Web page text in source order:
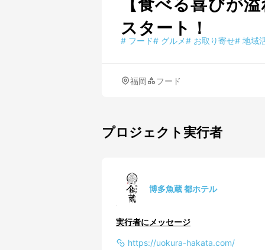
【食べる喜びが
スタート！
# フード# グルメ# お取り寄せ# 地域
福岡 フード
プロジェクト実行者
博多魚蔵 都ホテル
実行者にメッセージ
https://uokura-hakata.com/